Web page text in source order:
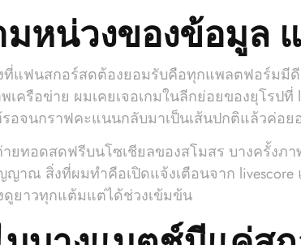
หน่วงของข้อมูล
ที่แฟนสกอร์สดต้องยอมรับคือทุกแพลตฟอร์มมี
เครือข่าย ผมเคยเจอเกมในลีกย่อยของยุโรป
อจนกราฟคะแนนกลับมาเป็นเส้นปกติแล้วค่อย
ทอดสดฟรีบนโซเชียลของสโมสร บางครั้งภา
ญาณ สิ่งที่ผมทำคือเปิดแจ้งเตือนจาก livescore
ดูยาวทุกแต้มแต่ได้ช่วงเข้มข้น